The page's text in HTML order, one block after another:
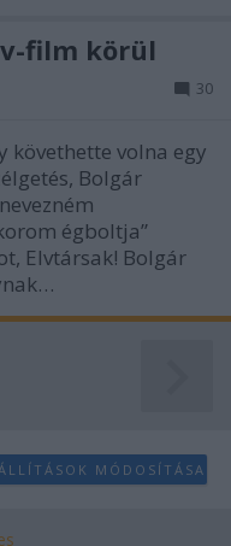
film körül
30
követhette volna egy
Bolgár
égboltja”
Elvtársak! Bolgár
MÓDOSÍTÁSA